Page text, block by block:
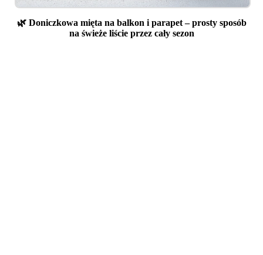
🌿 Doniczkowa mięta na balkon i parapet – prosty sposób
na świeże liście przez cały sezon